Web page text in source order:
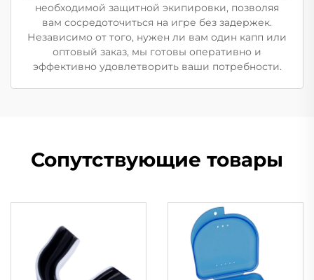
необходимой защитной экипировки, позволяя
вам сосредоточиться на игре без задержек.
Независимо от того, нужен ли вам один капп или
оптовый заказ, мы готовы оперативно и
эффективно удовлетворить ваши потребности.
Сопутствующие товары